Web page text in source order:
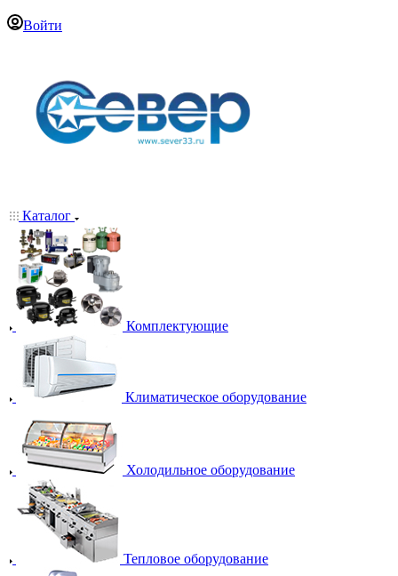
Войти
Каталог
Комплектующие
Климатическое оборудование
Холодильное оборудование
Тепловое оборудование